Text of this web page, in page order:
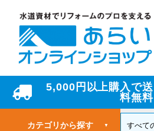
5,000円以上購入で送
料無料
カテゴリから探す ▼